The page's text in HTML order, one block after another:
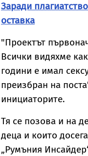
Заради
оставка
"Проектът
Всички видяхме
години е имал
преизбран на
инициаторите.
Тя се позова и на
деца и които
„Румъния